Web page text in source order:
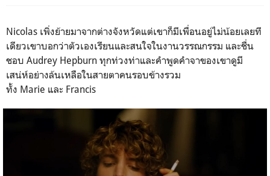
Nicolas เพิ่งย้ายมาจากต่างจังหวัดแต่เขาก็มีเพื่อนอยู่ไม่น้อยเลยที
เดียวเขาบอกว่าตัวเองเรียนและสนใจในงานวรรณกรรม และชื่น
ชอบ Audrey Hepburn ทุกท่วงท่าและคำพูดคำจาของเขาดูมี
เสน่ห์อย่างล้นเหลือในสายตาคนรอบข้างรวม
ทั้ง Marie และ Francis